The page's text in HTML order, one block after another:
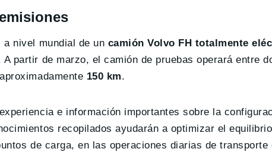
nivel mundial de un camión Volvo FH totalmente
A partir de marzo, el camión de pruebas operará entre
150 km.
e información importantes sobre la
recopilados ayudarán a optimizar el
de carga, en las operaciones diarias de